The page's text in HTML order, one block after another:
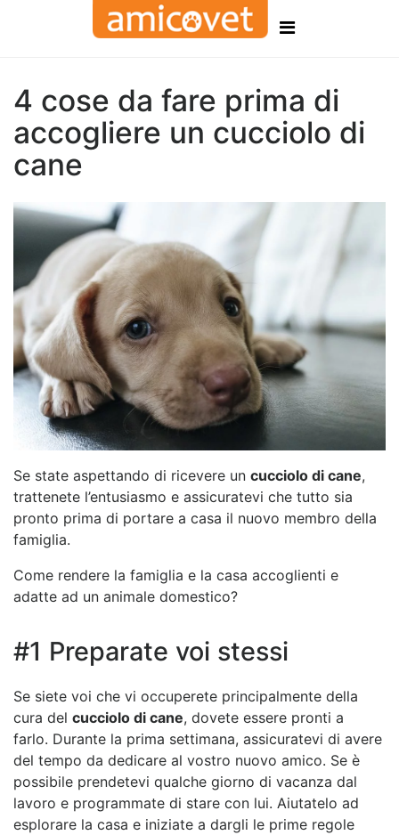
4 cose da fare prima di
accogliere un cucciolo di
cane
Se state aspettando di ricevere un cucciolo di cane,
trattenete l’entusiasmo e assicuratevi che tutto sia
pronto prima di portare a casa il nuovo membro della
famiglia.
Come rendere la famiglia e la casa accoglienti e
adatte ad un animale domestico?
#1 Preparate voi stessi
Se siete voi che vi occuperete principalmente della
cura del cucciolo di cane, dovete essere pronti a
farlo. Durante la prima settimana, assicuratevi di avere
del tempo da dedicare al vostro nuovo amico. Se è
possibile prendetevi qualche giorno di vacanza dal
lavoro e programmate di stare con lui. Aiutatelo ad
esplorare la casa e iniziate a dargli le prime regole